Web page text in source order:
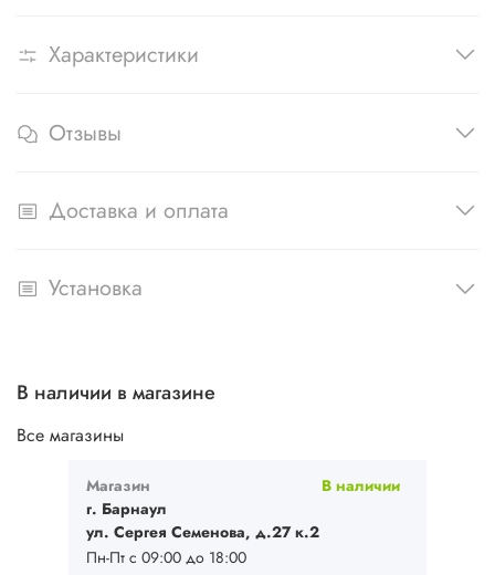
Характеристики
Отзывы
Доставка и оплата
Установка
В наличии в магазине
Все магазины
Магазин
В наличии
г. Барнаул
ул. Сергея Семенова, д.27 к.2
Пн-Пт с 09:00 до 18:00